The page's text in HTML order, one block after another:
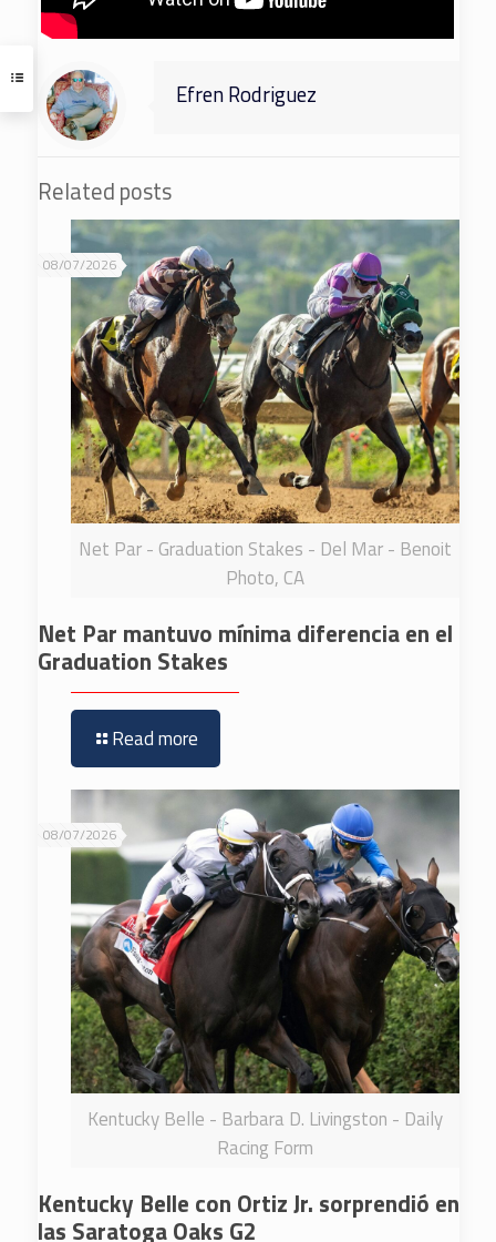
Efren Rodriguez
Related posts
Net Par - Graduation Stakes - Del Mar - Benoit
Photo, CA
08/07/2026
Net Par mantuvo mínima diferencia en el
Graduation Stakes
Read more
Kentucky Belle - Barbara D. Livingston - Daily
Racing Form
08/07/2026
Kentucky Belle con Ortiz Jr. sorprendió en
las Saratoga Oaks G2